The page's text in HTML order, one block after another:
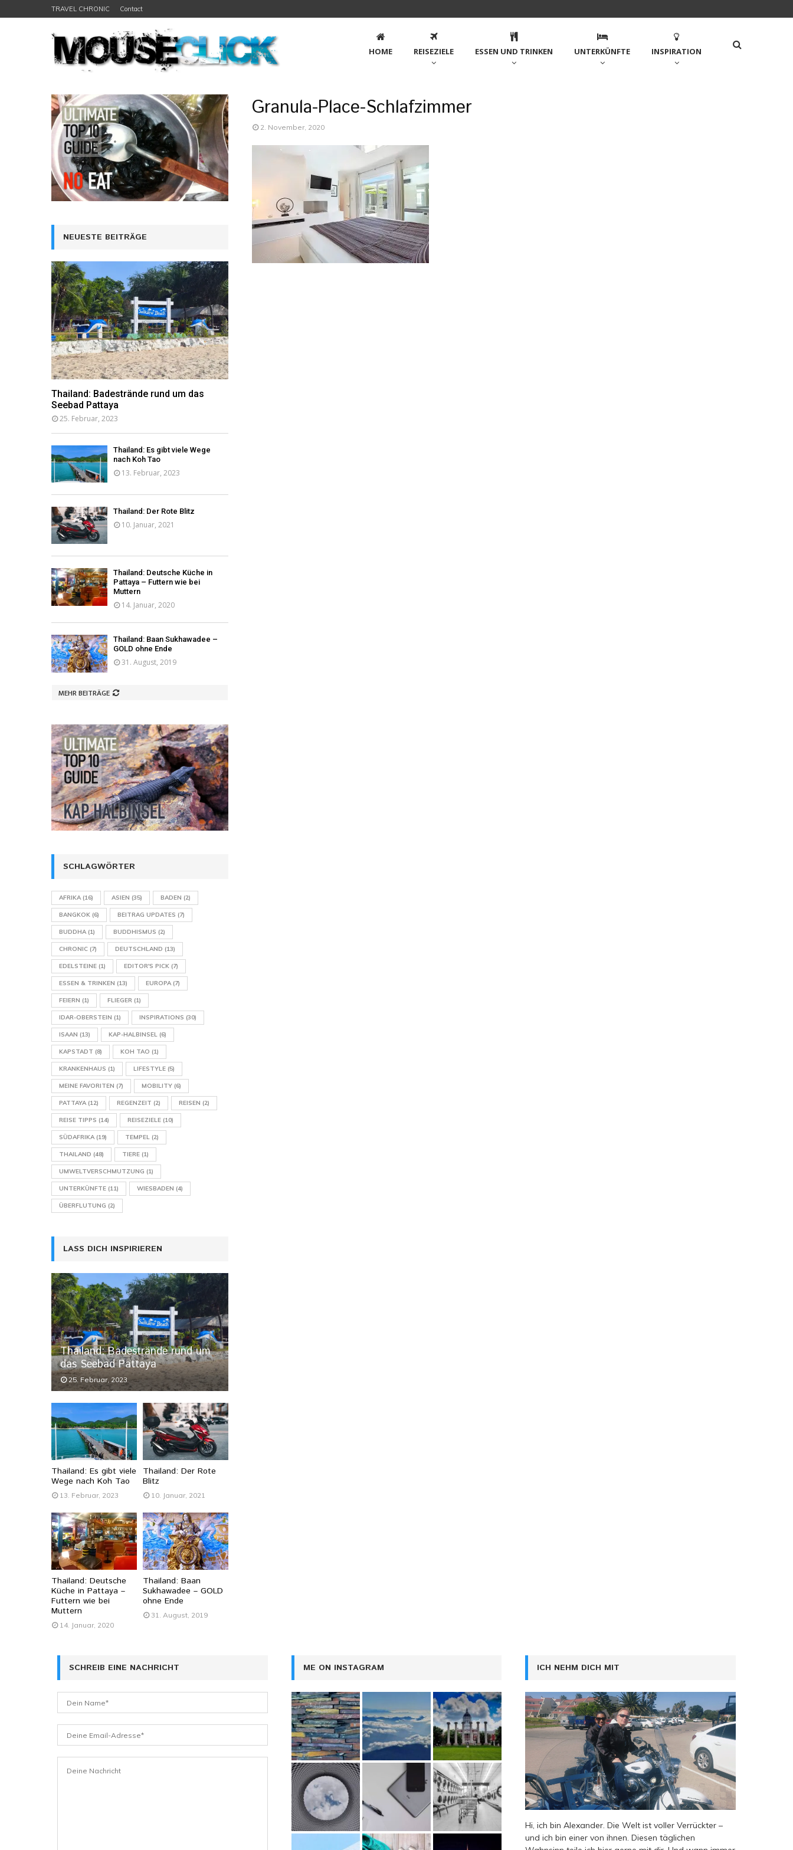
TRAVEL CHRONIC Contact
HOME REISEZIELE ESSEN UND TRINKEN UNTERKÜNFTE INSPIRATION
Granula-Place-Schlafzimmer
2. November, 2020
NEUESTE BEITRÄGE
Thailand: Badestrände rund um das
Seebad Pattaya
25. Februar, 2023
Thailand: Es gibt viele Wege
nach Koh Tao
13. Februar, 2023
Thailand: Der Rote Blitz
10. Januar, 2021
Thailand: Deutsche Küche in
Pattaya – Futtern wie bei
Muttern
14. Januar, 2020
Thailand: Baan Sukhawadee –
GOLD ohne Ende
31. August, 2019
MEHR BEITRÄGE
SCHLAGWÖRTER
AFRIKA(16) ASIEN (35) BADEN (2)
BANGKOK (6) BEITRAG UPDATES (7)
BUDDHA(1) BUDDHISMUS (2)
CHRONIC (7) DEUTSCHLAND (13)
EDELSTEINE (1) EDITOR'S PICK (7)
ESSEN & TRINKEN (13) EUROPA(7)
FEIERN (1) FLIEGER (1)
IDAR-OBERSTEIN (1) INSPIRATIONS (30)
ISAAN (13) KAP-HALBINSEL (6)
KAPSTADT (8) KOH TAO (1)
KRANKENHAUS (1) LIFESTYLE (5)
MEINE FAVORITEN (7) MOBILITY (6)
PATTAYA(12) REGENZEIT (2) REISEN (2)
REISE TIPPS (14) REISEZIELE (10)
SÜDAFRIKA(19) TEMPEL (2)
THAILAND (48) TIERE (1)
UMWELTVERSCHMUTZUNG (1)
UNTERKÜNFTE (11) WIESBADEN (4)
ÜBERFLUTUNG (2)
LASS DICH INSPIRIEREN
Thailand: Badestrände rund um
das Seebad Pattaya
25. Februar, 2023
Thailand: Es gibt viele
Wege nach Koh Tao
13. Februar, 2023
Thailand: Der Rote
Blitz
10. Januar, 2021
Thailand: Deutsche
Küche in Pattaya –
Futtern wie bei
Muttern
14. Januar, 2020
Thailand: Baan
Sukhawadee – GOLD
ohne Ende
31. August, 2019
SCHREIB EINE NACHRICHT ME ON INSTAGRAM ICH NEHM DICH MIT
Hi, ich bin Alexander. Die Welt ist voller Verrückter –
und ich bin einer von ihnen. Diesen täglichen